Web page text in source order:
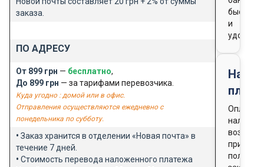
заказа.
ПО АДРЕСУ
От 899 грн — бесплатно,
До 899 грн — за тарифами перевозчика.
Куда угодно : домой или в офис.
Отправления осуществляются ежедневно с
понедельника по субботу.
• Заказ хранится в отделении «Новая почта» в
течение 7 дней.
• Стоимость перевода наложенного платежа
быстро
и
удобно
Оплата
при